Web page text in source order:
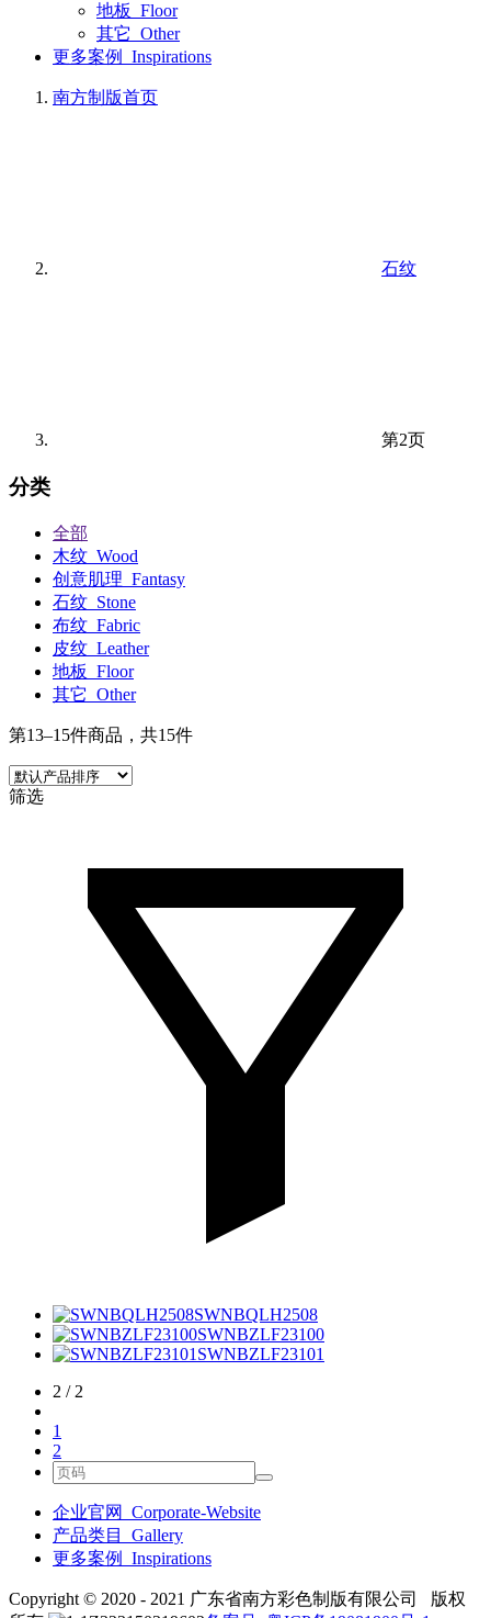
地板_Floor
其它_Other
更多案例_Inspirations
南方制版首页
石纹
第2页
分类
全部
木纹_Wood
创意肌理_Fantasy
石纹_Stone
布纹_Fabric
皮纹_Leather
地板_Floor
其它_Other
第13–15件商品，共15件
筛选
SWNBQLH2508
SWNBZLF23100
SWNBZLF23101
2 / 2
1
2
企业官网_Corporate-Website
产品类目_Gallery
更多案例_Inspirations
Copyright © 2020 - 2021 广东省南方彩色制版有限公司 版权